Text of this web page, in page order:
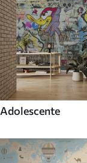
Adolescente